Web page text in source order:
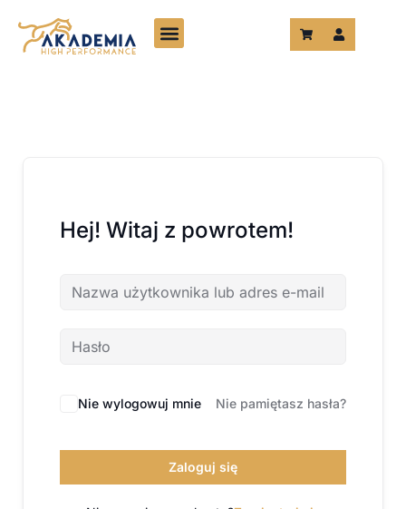
treści
Hej! Witaj z powrotem!
Nie wylogowuj mnie Nie pamiętasz hasła?
Zaloguj się